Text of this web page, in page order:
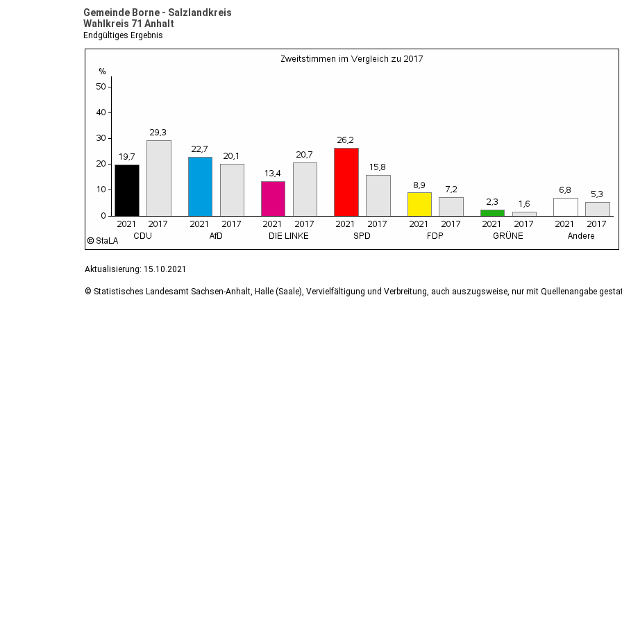
Gemeinde Borne - Salzlandkreis
Wahlkreis 71 Anhalt
Endgültiges Ergebnis
Aktualisierung: 15.10.2021
© Statistisches Landesamt Sachsen-Anhalt, Halle (Saale), Vervielfältigung und Verbreitung, auch auszugsweise, nur mit Quellenangabe